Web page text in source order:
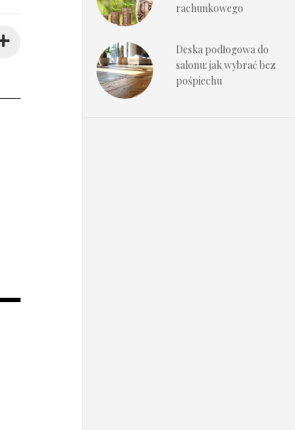
rachunkowego
Deska podłogowa do
salonu: jak wybrać bez
pośpiechu